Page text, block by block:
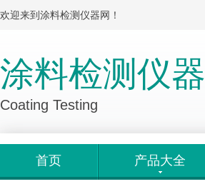
欢迎来到涂料检测仪器网！
涂料检测仪器
Coating Testing
首页 产品大全